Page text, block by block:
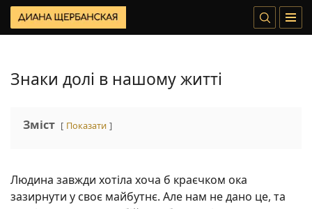
Знаки долі в нашому житті
Зміст Показати
Людина завжди хотіла хоча б краєчком ока
зазирнути у своє майбутнє. Але нам не дано це, та